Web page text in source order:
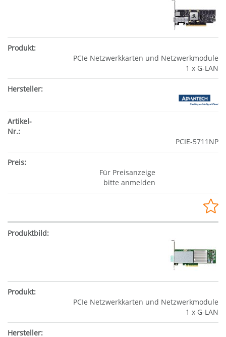
PCIe Netzwerkkarten und Netzwerkmodule
1 x G-LAN
PCIE-5711NP
Für Preisanzeige
bitte anmelden
PCIe Netzwerkkarten und Netzwerkmodule
1 x G-LAN